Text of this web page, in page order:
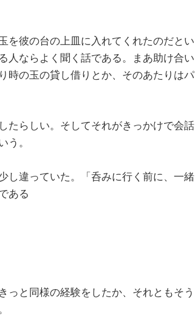
を彼の台の上皿に入れてくれたのだとい
人ならよく聞く話である。まあ助け合い
時の玉の貸し借りとか、そのあたりはパ
たらしい。そしてそれがきっかけで会話
。
し違っていた。「呑みに行く前に、一緒
ある
っと同様の経験をしたか、それともそう